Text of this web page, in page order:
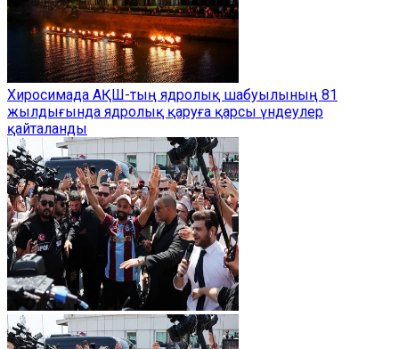
Хиросимада АҚШ-тың ядролық шабуылының 81
жылдығында ядролық қаруға қарсы үндеулер
қайталанды